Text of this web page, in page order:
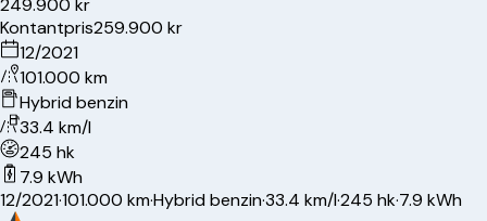
249.900 kr
Kontantpris259.900 kr
12/2021
101.000 km
Hybrid benzin
33.4 km/l
245 hk
7.9 kWh
12/2021·101.000 km·Hybrid benzin·33.4 km/l·245 hk·7.9 kWh